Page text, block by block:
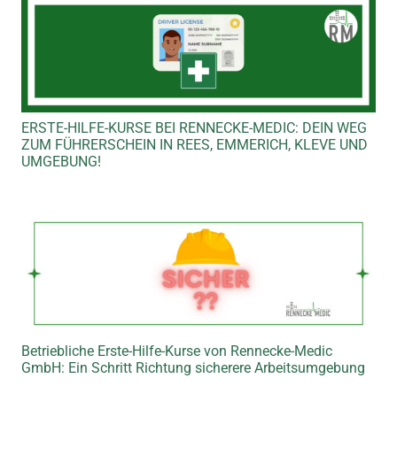
ERSTE-HILFE-KURSE BEI RENNECKE-MEDIC: DEIN WEG
ZUM FÜHRERSCHEIN IN REES, EMMERICH, KLEVE UND
UMGEBUNG!
Betriebliche Erste-Hilfe-Kurse von Rennecke-Medic
GmbH: Ein Schritt Richtung sicherere Arbeitsumgebung